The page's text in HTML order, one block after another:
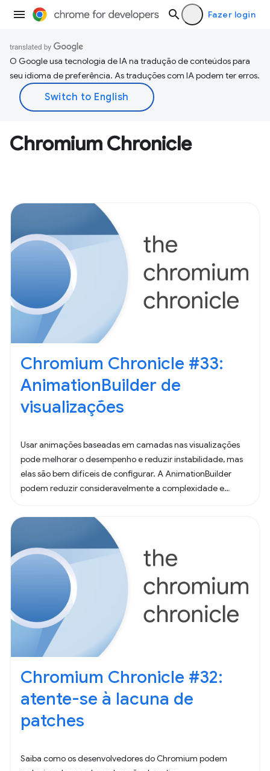
Fazer login
O Google usa tecnologia de IA na tradução de conteúdos para
seu idioma de preferência. As traduções com IA podem ter erros.
Chromium Chronicle
Chromium Chronicle #33:
AnimationBuilder de
visualizações
Usar animações baseadas em camadas nas visualizações
pode melhorar o desempenho e reduzir instabilidade, mas
elas são bem difíceis de configurar. A AnimationBuilder
podem reduzir consideravelmente a complexidade e
Chromium Chronicle #32:
atente-se à lacuna de
patches
Saiba como os desenvolvedores do Chromium podem